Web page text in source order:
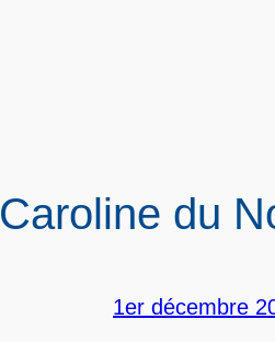
Caroline du
1er décembre